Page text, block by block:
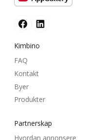
Kimbino
FAQ
Kontakt
Byer
Produkter
Partnerskap
Hvordan annonsere